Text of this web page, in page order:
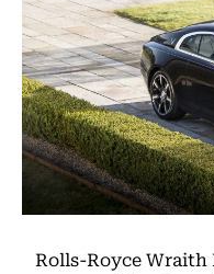
Rolls-Royce